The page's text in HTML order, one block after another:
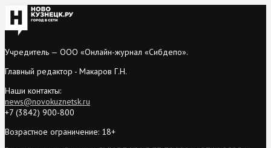
Учредитель — ООО «Онлайн-журнал «Сибдепо».
Главный редактор - Макаров Г.Н.
Наши контакты:
news@novokuznetsk.ru
+7 (3842) 900-800
Возрастное ограничение: 18+